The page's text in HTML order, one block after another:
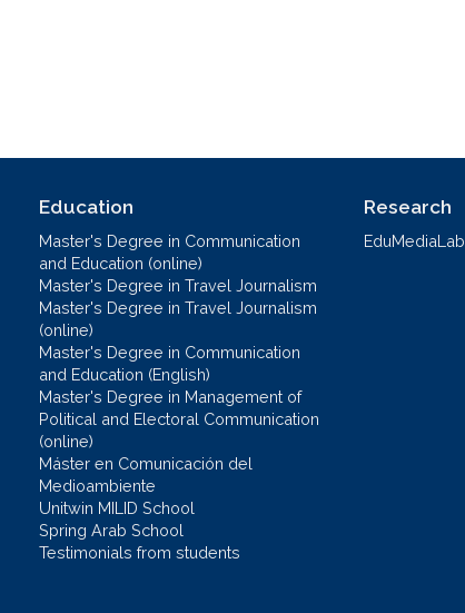
Education
Master's Degree in Communication
and Education (online)
Master's Degree in Travel Journalism
Master's Degree in Travel Journalism
(online)
Master's Degree in Communication
and Education (English)
Master's Degree in Management of
Political and Electoral Communication
(online)
Máster en Comunicación del
Medioambiente
Unitwin MILID School
Spring Arab School
Testimonials from students
Research
EduMediaLab